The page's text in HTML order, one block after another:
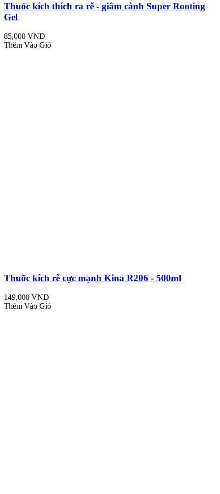
Thuốc kích thích ra rễ - giâm cành Super Rooting
Gel
85,000 VND
Thêm Vào Giỏ
Thuốc kích rễ cực mạnh Kina R206 - 500ml
149,000 VND
Thêm Vào Giỏ